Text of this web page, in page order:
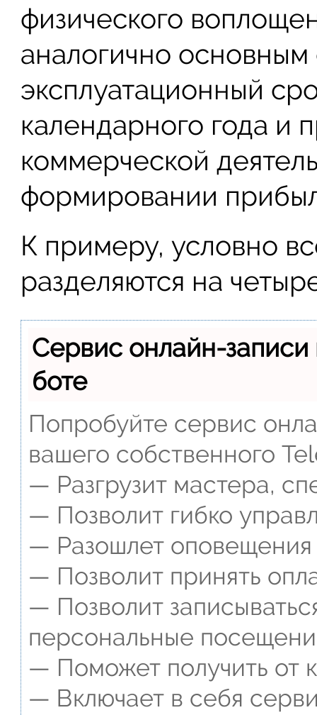
физического
аналогично
эксплуатационный
календарного года и
коммерческой
формировании
К примеру, условно
разделяются на
Сервис онлайн-
боте
Попробуйте сервис
вашего собственного
— Разгрузит мастера,
— Позволит гибко
— Разошлет оповещения
— Позволит принять
— Позволит
персональные
— Поможет получить от
— Включает в себя